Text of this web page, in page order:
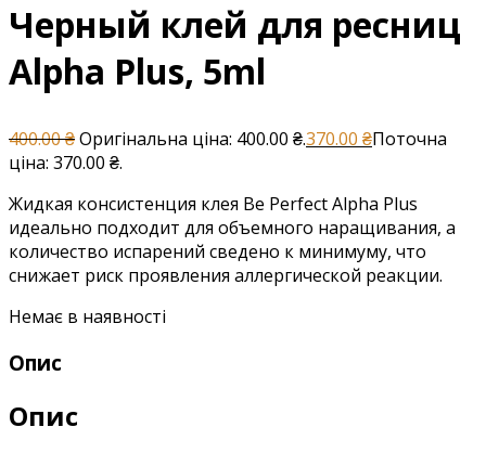
Черный клей для ресниц
Alpha Plus, 5ml
400.00₴Оригінальна ціна: 400.00 ₴.370.00 ₴Поточна
ціна: 370.00 ₴.
Жидкая консистенция клея Be Perfect Alpha Plus
идеально подходит для объемного наращивания, а
количество испарений сведено к минимуму, что
снижает риск проявления аллергической реакции.
Немає в наявності
Опис
Опис